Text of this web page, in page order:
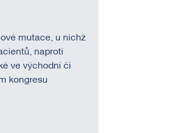
mutace, u nichž
naproti
ve východní či
kongresu